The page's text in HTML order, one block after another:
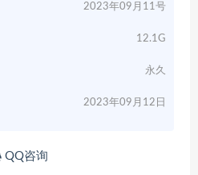
2023年09月11号
12.1G
永久
2023年09月12日
QQ咨询